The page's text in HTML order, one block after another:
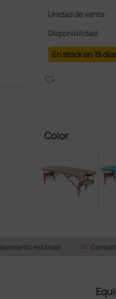
Unidad de venta:
Disponibilidad:
En stock en 15
heart_plus
Color
estándar list